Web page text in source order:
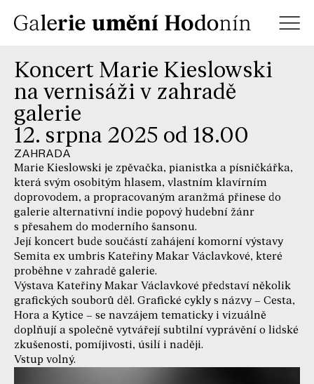
Koncert Marie Kieslowski
na vernisáži v zahradě
galerie
12. srpna 2025 od 18.00
ZAHRADA
Marie Kieslowski je zpěvačka, pianistka a písničkářka,
která svým osobitým hlasem, vlastním klavírním
doprovodem, a propracovaným aranžmá přinese do
galerie alternativní indie popový hudební žánr
s přesahem do moderního šansonu.
Její koncert bude součástí zahájení komorní výstavy
Semita ex umbris Kateřiny Makar Václavkové, které
proběhne v zahradě galerie.
Výstava Kateřiny Makar Václavkové představí několik
grafických souborů děl. Grafické cykly s názvy – Cesta,
Hora a Kytice – se navzájem tematicky i vizuálně
doplňují a společně vytvářejí subtilní vyprávění o lidské
zkušenosti, pomíjivosti, úsilí i naději.
Vstup volný.